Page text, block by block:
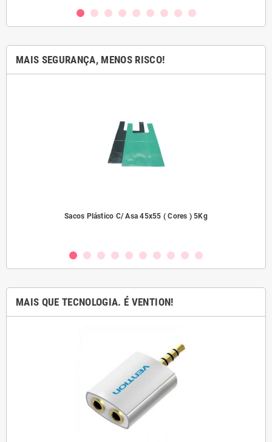
MAIS SEGURANÇA, MENOS RISCO!
Sacos Plástico C/ Asa 45x55 ( Cores ) 5Kg
MAIS QUE TECNOLOGIA. É VENTION!